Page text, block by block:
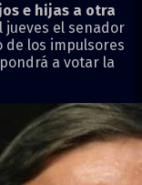
e hijas a otra
jueves el senador
de los impulsores
a votar la